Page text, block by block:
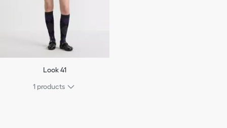
Look 41
1 products